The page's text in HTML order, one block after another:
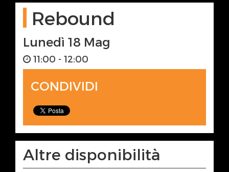
Rebound
Lunedì 18 Mag
11:00 - 12:00
CONDIVIDI
Altre disponibilità